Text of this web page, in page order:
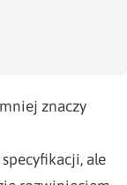
znaczy
ale